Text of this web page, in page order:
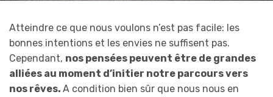
Atteindre ce que nous voulons n’est pas facile: les
bonnes intentions et les envies ne suffisent pas.
Cependant, nos pensées peuvent être de grandes
alliées au moment d’initier notre parcours vers
nos rêves. A condition bien sûr que nous nous en